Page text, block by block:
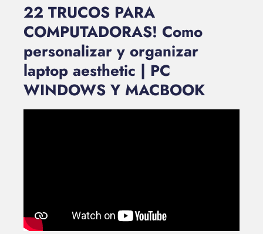
22 TRUCOS PARA
COMPUTADORAS! Como
personalizar y organizar
laptop aesthetic | PC
WINDOWS Y MACBOOK